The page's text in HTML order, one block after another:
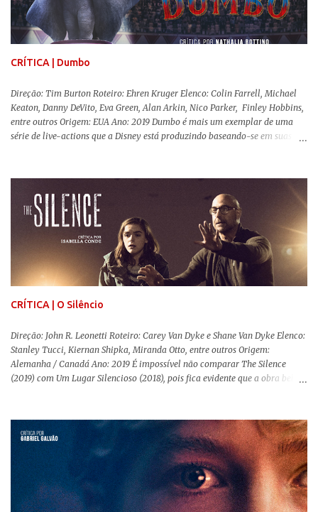
uma obra difícil de ser "digerida", pois lida com temas sensíveis, como
abuso, doença mental, bullying e violência física. Todo esse turbilhão de
informações molda a mente d...
CRÍTICA | Dumbo
Direção: Tim Burton Roteiro: Ehren Kruger Elenco: Colin Farrell, Michael
Keaton, Danny DeVito, Eva Green, Alan Arkin, Nico Parker, Finley Hobbins,
entre outros Origem: EUA Ano: 2019 Dumbo é mais um exemplar de uma
série de live-actions que a Disney está produzindo baseando-se em suas
remake , já que a história do elefantinho voador foi reinventada de forma
mais realista, se adequando perfeitamente a proposta. Não há animais
falantes, por exemplo, mas nem por isso o tom lúdico e infantil é deixado
de lado. Apesar da relevância histórica, o filme supera a animação original
em termos visuais e narrativos, , superando a animação original em termos
visuais e narrativos. A história começa quando o pai das crianças, Holt
Ferrier (Colin Farrell), uma ex-estrela de circo, volta da guerra e se depara
com os filhos de...
CRÍTICA | O Silêncio
Direção: John R. Leonetti Roteiro: Carey Van Dyke e Shane Van Dyke Elenco:
Stanley Tucci, Kiernan Shipka, Miranda Otto, entre outros Origem:
Alemanha / Canadá Ano: 2019 É impossível não comparar The Silence
(2019) com Um Lugar Silencioso (2018), pois fica evidente que a obra bebe
reproduzir alguns elementos que consograram a obra de John Krasinski
(The Office). Aqui os “monstros” com audições aguçadas eram seres da
Terra que estavam presos por séculos em uma caverna recém descoberta,
libertando-os pelo mundo. O espectador acompanha uma família que tem
uma pequena vantagem em relação às outras pessoas. Adivinhem? Sabem
viver em silêncio pelo fato da filha mais velha ser surda. Para aqueles que
amam filmes com temática apocalíptica, a produção pode até funcionar